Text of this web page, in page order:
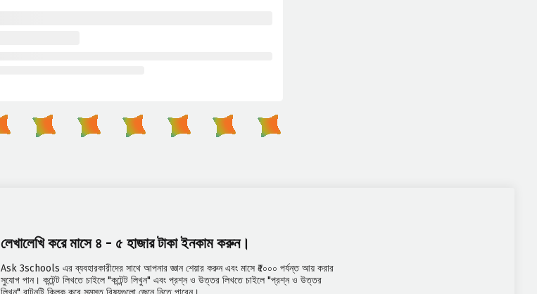
লেখালেখি করে মাসে ৪ - ৫ হাজার টাকা ইনকাম করুন।
Ask 3schools এর ব্যবহারকারীদের সাথে আপনার জ্ঞান শেয়ার করুন এবং মাসে ₹৫০০০ পর্যন্ত আয় করার
সুযোগ পান। কন্টেন্ট লিখতে চাইলে "কন্টেন্ট লিখুন" এবং প্রশ্ন ও উত্তর লিখতে চাইলে "প্রশ্ন ও উত্তর